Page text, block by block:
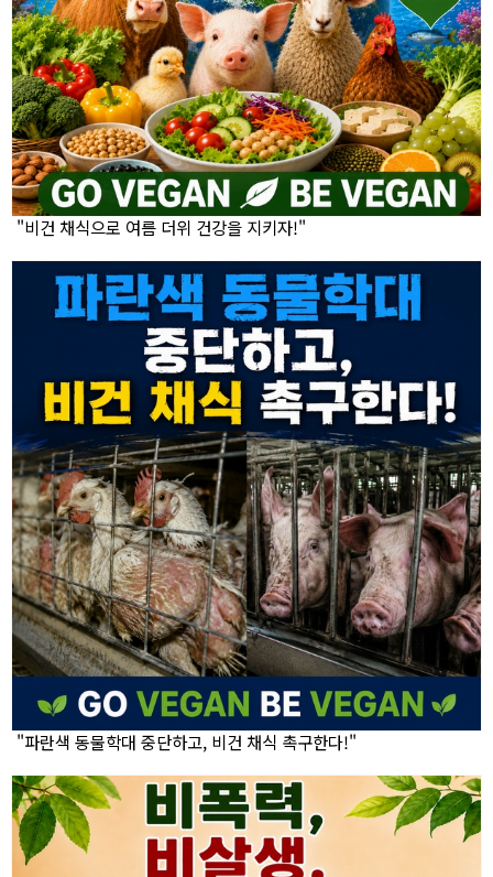
"비건 채식으로 여름 더위 건강을 지키자!"
"파란색 동물학대 중단하고, 비건 채식 촉구한다!"